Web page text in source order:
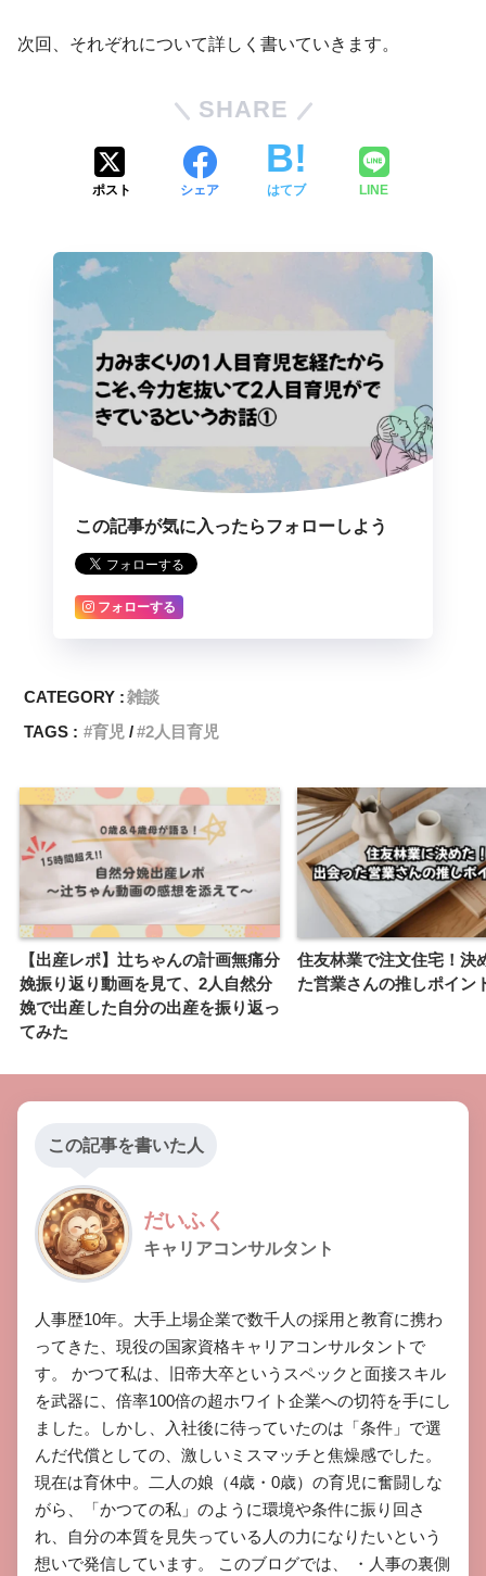
次回、それぞれについて詳しく書いていきます。
SHARE
ポスト シェア はてブ LINE
この記事が気に入ったらフォローしよう
フォローする
CATEGORY :雑談
TAGS :
育児 2人目育児
【出産レポ】辻ちゃんの計画無痛分
娩振り返り動画を見て、2人自然分
娩で出産した自分の出産を振り返っ
てみた
住友林業で注文住宅！決
た営業さんの推しポイン
この記事を書いた人
だいふく
キャリアコンサルタント
​人事歴10年。大手上場企業で数千人の採用と教育に携わ
ってきた、現役の国家資格キャリアコンサルタントで
す。 ​かつて私は、旧帝大卒というスペックと面接スキル
を武器に、倍率100倍の超ホワイト企業への切符を手にし
ました。しかし、入社後に待っていたのは「条件」で選
んだ代償としての、激しいミスマッチと焦燥感でした。 ​
現在は育休中。二人の娘（4歳・0歳）の育児に奮闘しな
がら、「かつての私」のように環境や条件に振り回さ
れ、自分の本質を見失っている人の力になりたいという
想いで発信しています。 ​このブログでは、 ​・人事の裏側